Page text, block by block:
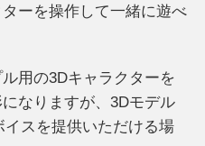
ーを操作して一緒に遊べ
用の3Dキャラクターを
なりますが、3Dモデル
スを提供いただける場